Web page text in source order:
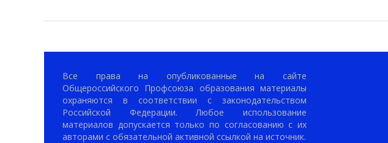
Все права на опубликованные на сайте
Общероссийского Профсоюза образования материалы
охраняются в соответствии с законодательством
Российской Федерации. Любое использование
материалов допускается только по согласованию с их
авторами с обязательной активной ссылкой на источник.